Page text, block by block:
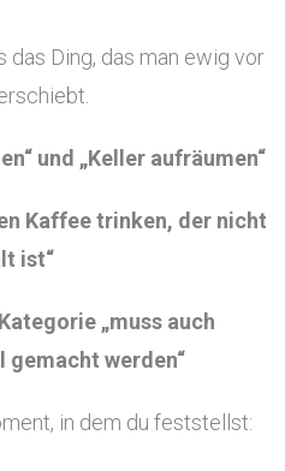
Ding, das man ewig vor
und „Keller aufräumen“
Kaffee trinken, der nicht
ist“
„muss auch
gemacht werden“
in dem du feststellst: